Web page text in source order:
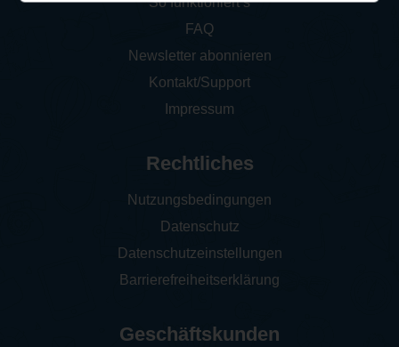
FAQ
Newsletter abonnieren
Kontakt/Support
Impressum
Rechtliches
Nutzungsbedingungen
Datenschutz
Datenschutzeinstellungen
Barrierefreiheitserklärung
Geschäftskunden